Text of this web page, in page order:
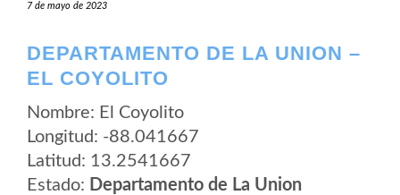
7 de mayo de 2023
DEPARTAMENTO DE LA UNION –
EL COYOLITO
Nombre: El Coyolito
Longitud: -88.041667
Latitud: 13.2541667
Estado: Departamento de La Union